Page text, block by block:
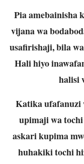
Pia amebainisha
vijana wa
usafirishaji, bila
Hali hiyo
halisi
Katika ufafanuzi
upimaji wa
askari kupima
huhakiki tochi